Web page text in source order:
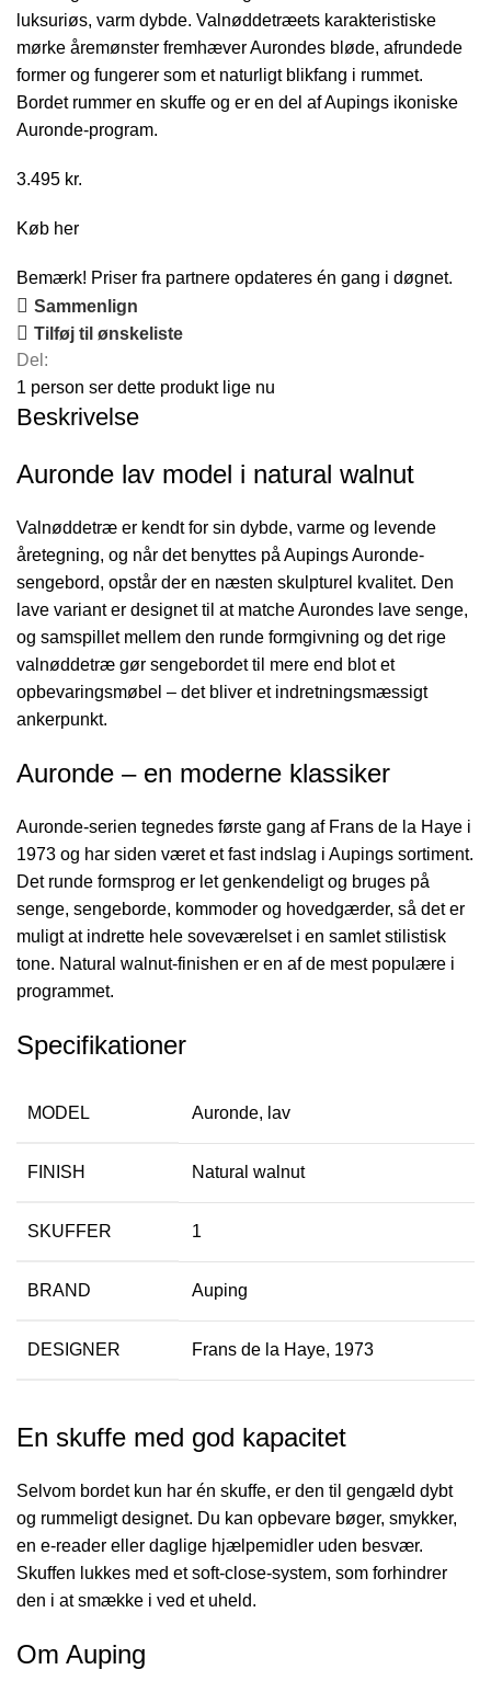
luksuriøs, varm dybde. Valnøddetræets karakteristiske
mørke åremønster fremhæver Aurondes bløde, afrundede
former og fungerer som et naturligt blikfang i rummet.
Bordet rummer en skuffe og er en del af Aupings ikoniske
Auronde-program.
3.495 kr.
Køb her
Bemærk! Priser fra partnere opdateres én gang i døgnet.
Sammenlign
Tilføj til ønskeliste
Del:
1 person ser dette produkt lige nu
Beskrivelse
Auronde lav model i natural walnut
Valnøddetræ er kendt for sin dybde, varme og levende
åretegning, og når det benyttes på Aupings Auronde-
sengebord, opstår der en næsten skulpturel kvalitet. Den
lave variant er designet til at matche Aurondes lave senge,
og samspillet mellem den runde formgivning og det rige
valnøddetræ gør sengebordet til mere end blot et
opbevaringsmøbel – det bliver et indretningsmæssigt
ankerpunkt.
Auronde – en moderne klassiker
Auronde-serien tegnedes første gang af Frans de la Haye i
1973 og har siden været et fast indslag i Aupings sortiment.
Det runde formsprog er let genkendeligt og bruges på
senge, sengeborde, kommoder og hovedgærder, så det er
muligt at indrette hele soveværelset i en samlet stilistisk
tone. Natural walnut-finishen er en af de mest populære i
programmet.
Specifikationer
MODEL Auronde, lav
FINISH Natural walnut
SKUFFER 1
BRAND Auping
DESIGNER Frans de la Haye, 1973
En skuffe med god kapacitet
Selvom bordet kun har én skuffe, er den til gengæld dybt
og rummeligt designet. Du kan opbevare bøger, smykker,
en e-reader eller daglige hjælpemidler uden besvær.
Skuffen lukkes med et soft-close-system, som forhindrer
den i at smække i ved et uheld.
Om Auping